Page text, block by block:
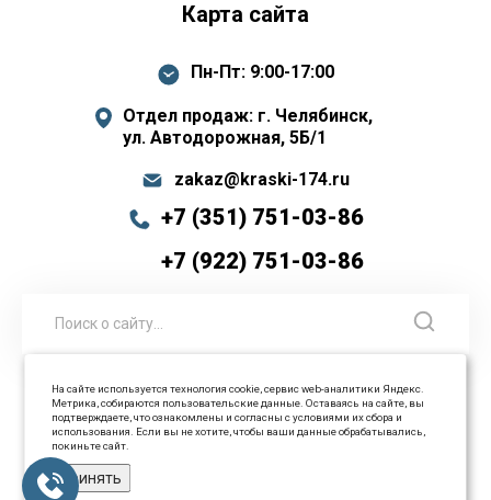
Карта сайта
Пн-Пт: 9:00-17:00
Отдел продаж: г. Челябинск,
ул. Автодорожная, 5Б/1
zakaz@kraski-174.ru
+7 (351) 751-03-86
+7 (922) 751-03-86
© 2026 ООО Промышленные технологии Все права
защищены
На сайте используется технология cookie, сервис web-аналитики Яндекс.
Метрика, собираются пользовательские данные. Оставаясь на сайте, вы
подтверждаете, что ознакомлены и согласны с условиями их сбора и
использования. Если вы не хотите, чтобы ваши данные обрабатывались,
покиньте сайт.
Принять